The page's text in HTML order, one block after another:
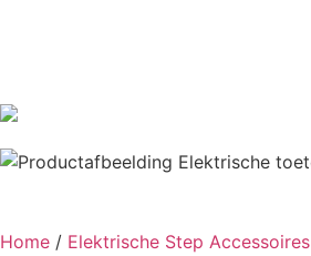
Home / Elektrische Step Accessoires